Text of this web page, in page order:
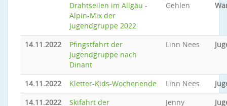
Drahtseilen im Allgäu -
Alpin-Mix der
Jugendgruppe 2022
Gehlen
14.11.2022
Pfingstfahrt der
Jugendgruppe nach
Dinant
Linn Nees
14.11.2022 Kletter-Kids-Wochenende Linn Nees
14.11.2022
Skifahrt der
Jenny